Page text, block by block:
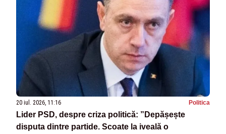
20 iul. 2026, 11:16 Politica
Lider PSD, despre criza politică: ”Depășește
disputa dintre partide. Scoate la iveală o